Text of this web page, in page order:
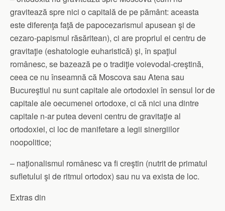
gravitează spre nici o capitală de pe pământ: aceasta
este diferenţa faţă de papocezarismul apusean şi de
cezaro-papismul răsăritean), ci are propriul ei centru de
gravitaţie (eshatologie euharistică) şi, în spaţiul
românesc, se bazează pe o tradiţie voievodal-creştină,
ceea ce nu înseamnă că Moscova sau Atena sau
Bucureştiul nu sunt capitale ale ortodoxiei în sensul lor de
capitale ale oecumenei ortodoxe, ci că nici una dintre
capitale n-ar putea deveni centru de gravitaţie al
ortodoxiei, ci loc de manifetare a legii sinergiilor
noopolitice;
– naţionalismul românesc va fi creştin (nutrit de primatul
sufletului şi de ritmul ortodox) sau nu va exista de loc.
Extras din